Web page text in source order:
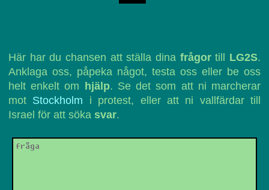
Här har du chansen att ställa dina frågortill LG2S.
Anklaga oss, påpeka något, testa oss eller be oss
helt enkelt om
hjälp. Se det som att ni marcherar
mot Stockholm i protest, eller att ni vallfärdar till
Israel för att söka svar.